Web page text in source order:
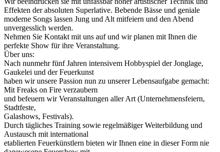
Effekten der absoluten Superlative. Bebende Bässe und geniale
moderne Songs lassen Jung und Alt mitfeiern und den Abend
unvergesslich werden.
Nehmen Sie Kontakt mit uns auf und wir planen mit Ihnen die
perfekte Show für ihre Veranstaltung.
Über uns:
Nach nunmehr fünf Jahren intensivem Hobbyspiel der Jonglage,
Gaukelei und der Feuerkunst
haben wir unsere Passion nun zu unserer Lebensaufgabe gemacht:
Mit Freaks on Fire verzaubern
und befeuern wir Veranstaltungen aller Art (Unternehmensfeiern,
Stadtfeste,
Galashows, Festivals).
Durch tägliches Training sowie regelmäßiger Weiterbildung und
Austausch mit international
etablierten Feuerkünstlern bieten wir Ihnen eine in dieser Form nie